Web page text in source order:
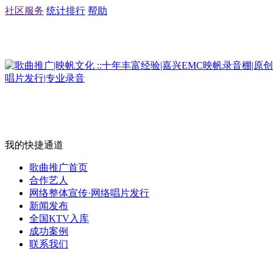
社区服务 统计排行 帮助
我的快捷通道
歌曲推广首页
合作艺人
网络整体宣传·网络唱片发行
新闻发布
全国KTV入库
成功案例
联系我们